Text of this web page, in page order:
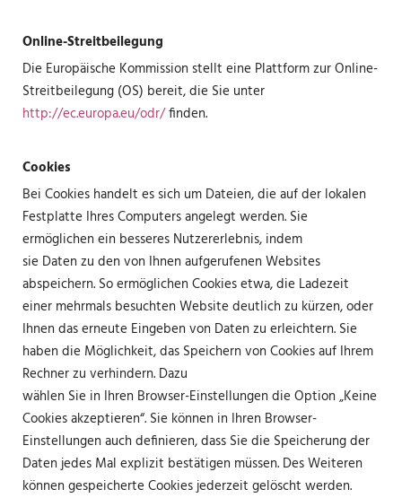
Online-Streitbeilegung
Die Europäische Kommission stellt eine Plattform zur Online-
Streitbeilegung (OS) bereit, die Sie unter
http://ec.europa.eu/odr/finden.
Cookies
Bei Cookies handelt es sich um Dateien, die auf der lokalen
Festplatte Ihres Computers angelegt werden. Sie
ermöglichen ein besseres Nutzererlebnis, indem
sie Daten zu den von Ihnen aufgerufenen Websites
abspeichern. So ermöglichen Cookies etwa, die Ladezeit
einer mehrmals besuchten Website deutlich zu kürzen, oder
Ihnen das erneute Eingeben von Daten zu erleichtern. Sie
haben die Möglichkeit, das Speichern von Cookies auf Ihrem
Rechner zu verhindern. Dazu
wählen Sie in Ihren Browser-Einstellungen die Option „Keine
Cookies akzeptieren“. Sie können in Ihren Browser-
Einstellungen auch definieren, dass Sie die Speicherung der
Daten jedes Mal explizit bestätigen müssen. Des Weiteren
können gespeicherte Cookies jederzeit gelöscht werden.